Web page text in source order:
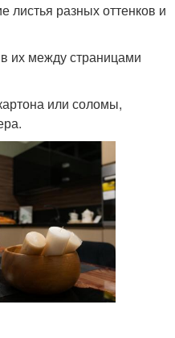
листья разных оттенков и
их между страницами
или соломы,